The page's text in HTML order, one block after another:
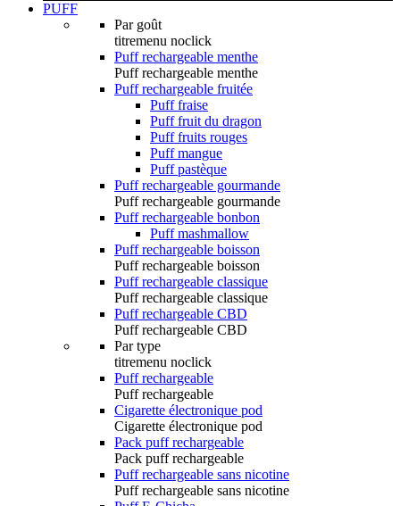
PUFF
Par goût
titremenu noclick
Puff rechargeable menthe
Puff rechargeable menthe
Puff rechargeable fruitée
Puff fraise
Puff fruit du dragon
Puff fruits rouges
Puff mangue
Puff pastèque
Puff rechargeable gourmande
Puff rechargeable gourmande
Puff rechargeable bonbon
Puff mashmallow
Puff rechargeable boisson
Puff rechargeable boisson
Puff rechargeable classique
Puff rechargeable classique
Puff rechargeable CBD
Puff rechargeable CBD
Par type
titremenu noclick
Puff rechargeable
Puff rechargeable
Cigarette électronique pod
Cigarette électronique pod
Pack puff rechargeable
Pack puff rechargeable
Puff rechargeable sans nicotine
Puff rechargeable sans nicotine